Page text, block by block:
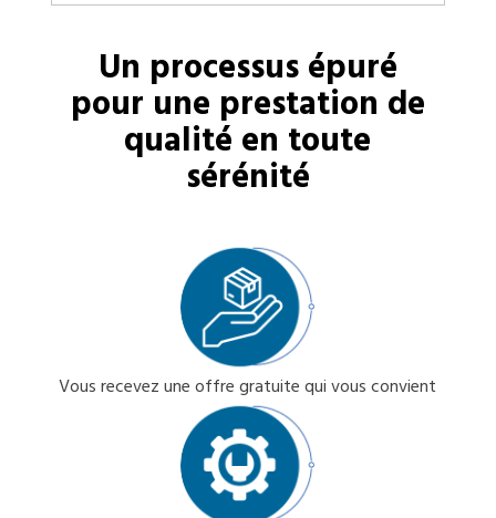
Un processus épuré
pour une prestation de
qualité en toute
sérénité
Vous recevez une offre gratuite qui vous convient